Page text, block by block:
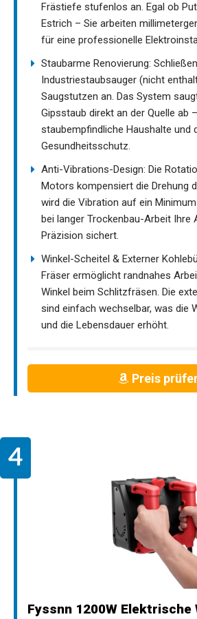
Frästiefe stufenlos an. Egal ob
Estrich – Sie arbeiten
für eine professionelle
Staubarme Renovierung:
Industriestaubsauger (nicht
Saugstutzen an. Das System
Gipsstaub direkt an der Quelle ab
staubempfindliche Haushalte und
Gesundheitsschutz.
Anti-Vibrations-Design: Die
Motors kompensiert die Drehung
wird die Vibration auf ein
bei langer Trockenbau-Arbeit Ihre
Präzision sichert.
Winkel-Scheitel & Externer
Fräser ermöglicht randnahes
Winkel beim Schlitzfräsen. Die
sind einfach wechselbar, was die
und die Lebensdauer erhöht.
Preis
Fyssnn 1200W Elektrische